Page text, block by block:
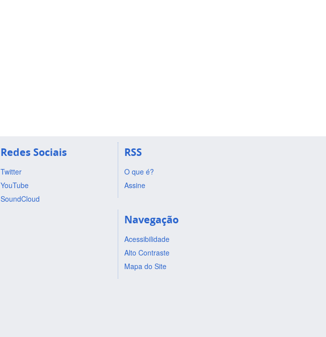
Redes Sociais
Twitter
YouTube
SoundCloud
RSS
O que é?
Assine
Navegação
Acessibilidade
Alto Contraste
Mapa do Site